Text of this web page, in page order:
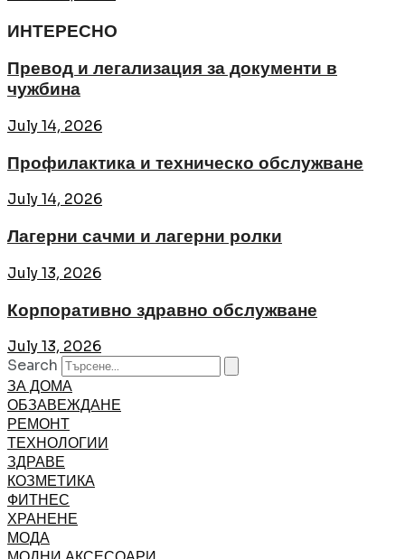
ИНТЕРЕСНО
Превод и легализация за документи в
чужбина
July 14, 2026
Профилактика и техническо обслужване
July 14, 2026
Лагерни сачми и лагерни ролки
July 13, 2026
Корпоративно здравно обслужване
July 13, 2026
Search
ЗА ДОМА
ОБЗАВЕЖДАНЕ
РЕМОНТ
ТЕХНОЛОГИИ
ЗДРАВЕ
КОЗМЕТИКА
ФИТНЕС
ХРАНЕНЕ
МОДА